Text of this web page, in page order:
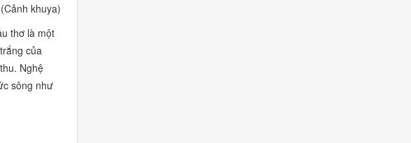
(Cảnh khuya)
thơ là một
trắng của
Nghệ
sông như